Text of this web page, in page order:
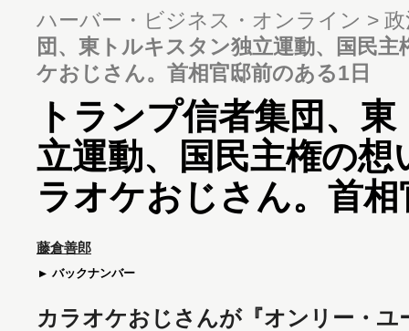
ハーバー・ビジネス・オンライン
団、東トルキスタン独立運動、国民
ケおじさん。首相官邸前のある1日
トランプ信者集団、
立運動、国民主権の
ラオケおじさん。首
藤倉善郎
バックナンバー
カラオケおじさんが『オンリー・ユ